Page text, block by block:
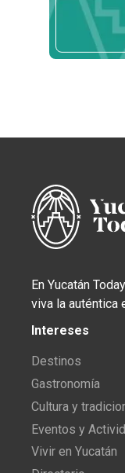
En Yucatán
viva la auténtica
Intereses
Destinos
Gastronomía
Cultura y
Eventos y
Vivir en Yucatán